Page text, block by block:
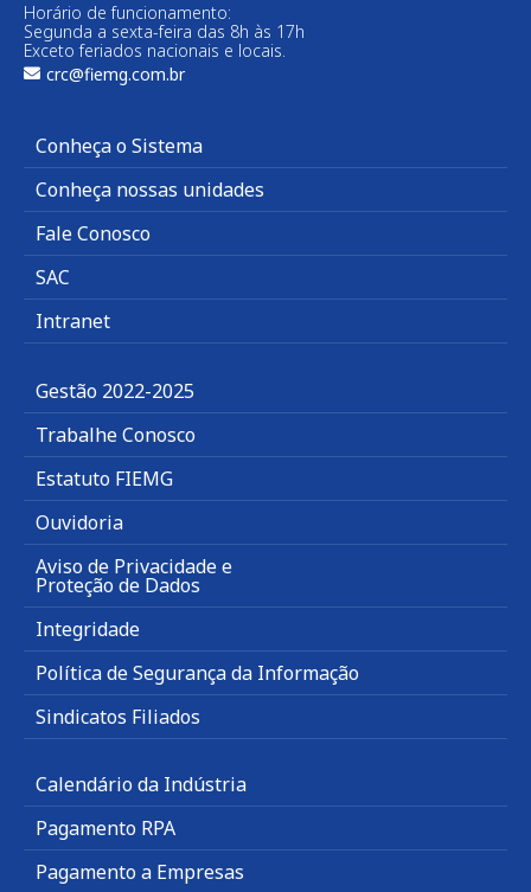
Horário de funcionamento:
Segunda a sexta-feira das 8h às 17h
Exceto feriados nacionais e locais.
crc@fiemg.com.br
Conheça o Sistema
Conheça nossas unidades
Fale Conosco
SAC
Intranet
Gestão 2022-2025
Trabalhe Conosco
Estatuto FIEMG
Ouvidoria
Aviso de Privacidade e
Proteção de Dados
Integridade
Política de Segurança da Informação
Sindicatos Filiados
Calendário da Indústria
Pagamento RPA
Pagamento a Empresas